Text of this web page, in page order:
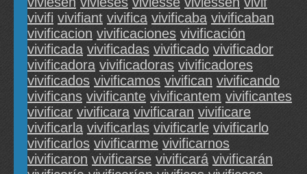
vivifi vivifiant vivifica vivificaba vivificaban
vivificacion vivificaciones vivificación
vivificada vivificadas vivificado vivificador
vivificadora vivificadoras vivificadores
vivificados vivificamos vivifican vivificando
vivificans vivificante vivificantem vivificantes
vivificar vivificara vivificaran vivificare
vivificarla vivificarlas vivificarle vivificarlo
vivificarlos vivificarme vivificarnos
vivificaron vivificarse vivificará vivificarán